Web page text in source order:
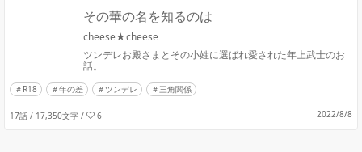
その華の名を知るのは
cheese★cheese
ツンデレお殿さまとその小姓に選ばれ愛された年上武士のお
話。
R18 年の差 ツンデレ 三角関係
17話 / 17,350文字 / 6 2022/8/8